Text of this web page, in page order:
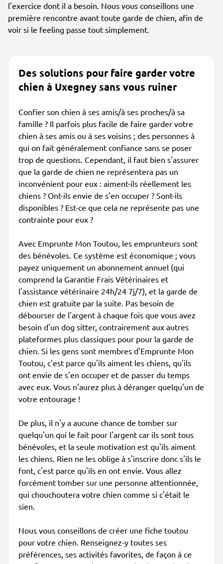
l'exercice dont il a besoin. Nous vous conseillons une
première rencontre avant toute garde de chien, afin de
voir si le feeling passe tout simplement.
Des solutions pour faire garder votre
chien à Uxegney sans vous ruiner
Confier son chien à ses amis/à ses proches/à sa
famille ? Il parfois plus facile de faire garder votre
chien à ses amis ou à ses voisins ; des personnes à
qui on fait généralement confiance sans se poser
trop de questions. Cependant, il faut bien s'assurer
que la garde de chien ne représentera pas un
inconvénient pour eux : aiment-ils réellement les
chiens ? Ont-ils envie de s'en occuper ? Sont-ils
disponibles ? Est-ce que cela ne représente pas une
contrainte pour eux ?
Avec Emprunte Mon Toutou, les emprunteurs sont
des bénévoles. Ce système est économique ; vous
payez uniquement un abonnement annuel (qui
comprend la Garantie Frais Vétérinaires et
l'assistance vétérinaire 24h/24 7j/7), et la garde de
chien est gratuite par la suite. Pas besoin de
débourser de l'argent à chaque fois que vous avez
besoin d'un dog sitter, contrairement aux autres
plateformes plus classiques pour pour la garde de
chien. Si les gens sont membres d'Emprunte Mon
Toutou, c'est parce qu'ils aiment les chiens, qu'ils
ont envie de s'en occuper et de passer du temps
avec eux. Vous n'aurez plus à déranger quelqu'un de
votre entourage !
De plus, il n'y a aucune chance de tomber sur
quelqu'un qui le fait pour l'argent car ils sont tous
bénévoles, et la seule motivation est qu'ils aiment
les chiens. Rien ne les oblige à s'inscrire donc s'ils le
font, c'est parce qu'ils en ont envie. Vous allez
forcément tomber sur une personne attentionnée,
qui chouchoutera votre chien comme si c'était le
sien.
Nous vous conseillons de créer une fiche toutou
pour votre chien. Renseignez-y toutes ses
préférences, ses activités favorites, de façon à ce